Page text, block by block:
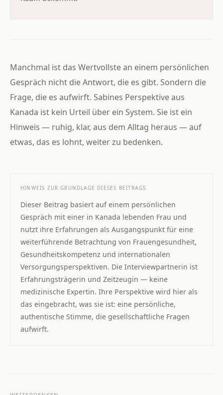
Manchmal ist das Wertvollste an einem persönlichen
Gespräch nicht die Antwort, die es gibt. Sondern die
Frage, die es aufwirft. Sabines Perspektive aus
Kanada ist kein Urteil über ein System. Sie ist ein
Hinweis — ruhig, klar, aus dem Alltag heraus — auf
etwas, das es lohnt, weiter zu bedenken.
HINWEIS ZUR GRUNDLAGE DIESES BEITRAGS
Dieser Beitrag basiert auf einem persönlichen
Gespräch mit einer in Kanada lebenden Frau und
nutzt ihre Erfahrungen als Ausgangspunkt für eine
weiterführende Betrachtung von Frauengesundheit,
Gesundheitskompetenz und internationalen
Versorgungsperspektiven. Die Interviewpartnerin ist
Erfahrungsträgerin und Zeitzeugin — keine
medizinische Expertin. Ihre Perspektive wird hier als
das eingebracht, was sie ist: eine persönliche,
authentische Stimme, die gesellschaftliche Fragen
aufwirft.